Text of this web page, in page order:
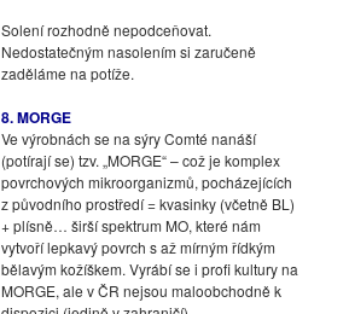
Solení rozhodně nepodceňovat.
Nedostatečným nasolením si zaručeně
zaděláme na potíže.
8. MORGE
Ve výrobnách se na sýry Comté nanáší
(potírají se) tzv. „MORGE“ – což je komplex
povrchových mikroorganizmů, pocházejících
z původního prostředí = kvasinky (včetně BL)
+ plísně… širší spektrum MO, které nám
vytvoří lepkavý povrch s až mírným řídkým
bělavým kožíškem. Vyrábí se i profi kultury na
MORGE, ale v ČR nejsou maloobchodně k